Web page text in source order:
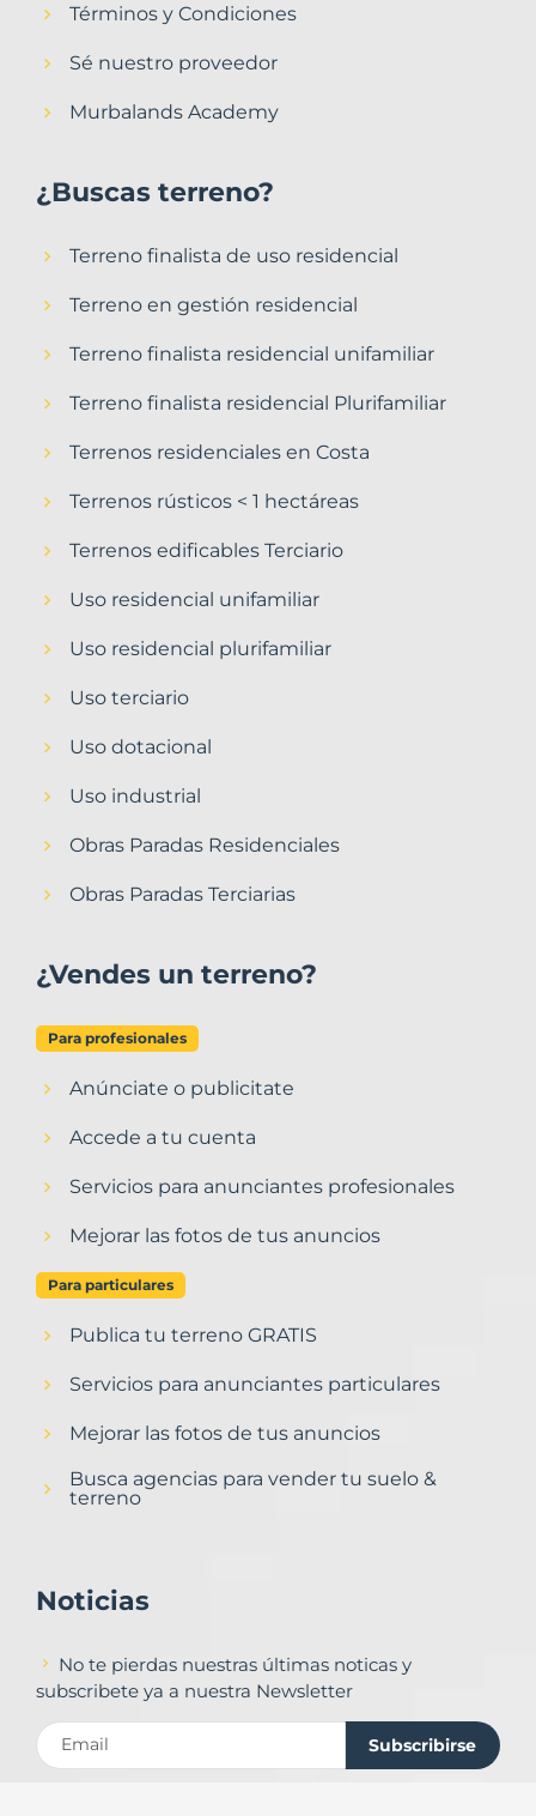
Términos y Condiciones
Sé nuestro proveedor
Murbalands Academy
¿Buscas terreno?
Terreno finalista de uso residencial
Terreno en gestión residencial
Terreno finalista residencial unifamiliar
Terreno finalista residencial Plurifamiliar
Terrenos residenciales en Costa
Terrenos rústicos < 1 hectáreas
Terrenos edificables Terciario
Uso residencial unifamiliar
Uso residencial plurifamiliar
Uso terciario
Uso dotacional
Uso industrial
Obras Paradas Residenciales
Obras Paradas Terciarias
¿Vendes un terreno?
Para profesionales
Anúnciate o publicitate
Accede a tu cuenta
Servicios para anunciantes profesionales
Mejorar las fotos de tus anuncios
Para particulares
Publica tu terreno GRATIS
Servicios para anunciantes particulares
Mejorar las fotos de tus anuncios
Busca agencias para vender tu suelo &
terreno
Noticias
No te pierdas nuestras últimas noticas y
subscribete ya a nuestra Newsletter
Subscribirse